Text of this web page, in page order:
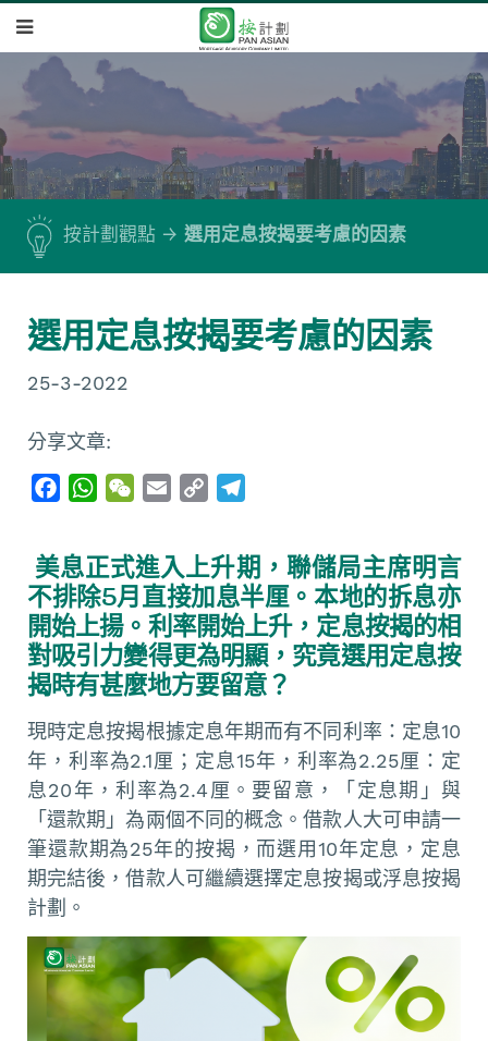
按計劃觀點 選用定息按揭要考慮的因素
選用定息按揭要考慮的因素
25-3-2022
分享文章:
e
b
o
o
k
W
t
s
A
p
p
W
h
a
t
i
l
y
L
i
n
k
e
g
r
a
m
美息正式進入上升期，聯儲局主席明言
不排除5月直接加息半厘。本地的拆息亦
開始上揚。利率開始上升，定息按揭的相
對吸引力變得更為明顯，究竟選用定息按
揭時有甚麼地方要留意？
現時定息按揭根據定息年期而有不同利率：定息10
年，利率為2.1厘；定息15年，利率為2.25厘：定
息20年，利率為2.4厘。要留意，「定息期」與
「還款期」為兩個不同的概念。借款人大可申請一
筆還款期為25年的按揭，而選用10年定息，定息
期完結後，借款人可繼續選擇定息按揭或浮息按揭
計劃。